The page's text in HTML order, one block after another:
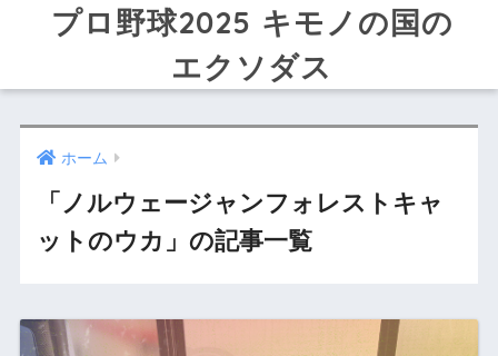
プロ野球2025 キモノの国の
エクソダス
ホーム
「ノルウェージャンフォレストキャ
ットのウカ」の記事一覧